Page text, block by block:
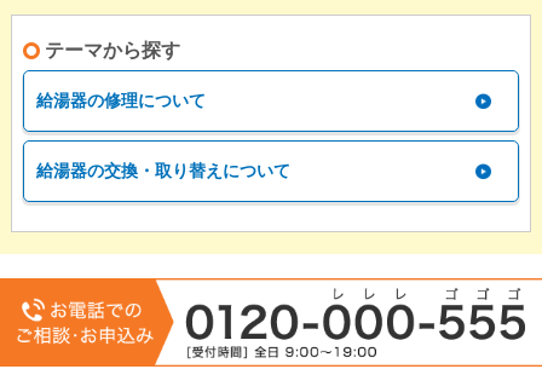
テーマから探す
給湯器の修理について
給湯器の交換・取り替えについて